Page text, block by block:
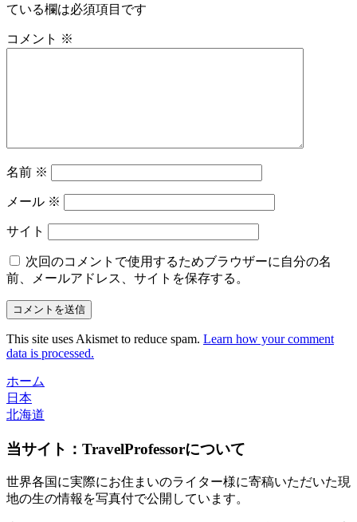
ている欄は必須項目です
コメント ※
名前 ※
メール ※
サイト
次回のコメントで使用するためブラウザーに自分の名
前、メールアドレス、サイトを保存する。
This site uses Akismet to reduce spam. Learn how your comment
data is processed.
ホーム
日本
北海道
当サイト：TravelProfessorについて
世界各国に実際にお住まいのライター様に寄稿いただいた現
地の生の情報を写真付で公開しています。